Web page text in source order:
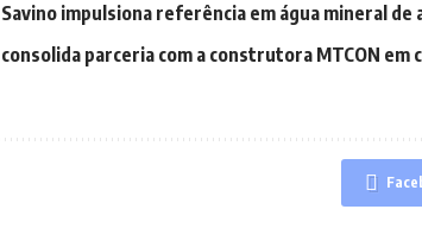
impulsiona referência em água mineral de
parceria com a construtora MTCON em